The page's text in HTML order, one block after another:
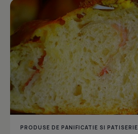
PRODUSE DE PANIFICATIE SI PATISERIE